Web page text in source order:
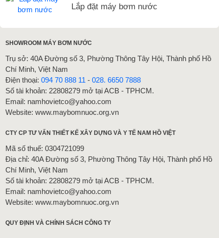
Lắp đặt máy bơm nước
SHOWROOM MÁY BƠM NƯỚC
Trụ sở: 40A Đường số 3, Phường Thông Tây Hội, Thành phố Hồ
Chí Minh, Việt Nam
Điện thoại:094 70 888 11 -028. 6650 7888
Số tài khoản: 22808279 mở tại ACB - TPHCM.
Email: namhovietco@yahoo.com
Website: www.maybomnuoc.org.vn
CTY CP TƯ VẤN THIẾT KẾ XÂY DỰNG VÀ Y TẾ NAM HỒ VIỆT
Mã số thuế: 0304721099
Địa chỉ: 40A Đường số 3, Phường Thông Tây Hội, Thành phố Hồ
Chí Minh, Việt Nam
Số tài khoản: 22808279 mở tại ACB - TPHCM.
Email: namhovietco@yahoo.com
Website: www.maybomnuoc.org.vn
QUY ĐỊNH VÀ CHÍNH SÁCH CÔNG TY